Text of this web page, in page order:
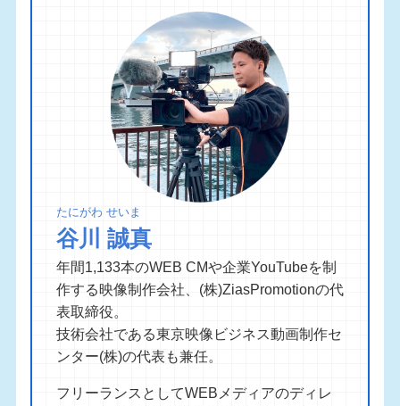
たにがわ せいま
谷川 誠真
年間1,133本のWEB CMや企業YouTubeを制
作する映像制作会社、(株)ZiasPromotionの代
表取締役。
技術会社である東京映像ビジネス動画制作セ
ンター(株)の代表も兼任。
フリーランスとしてWEBメディアのディレ